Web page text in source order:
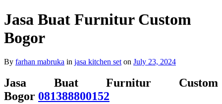
Jasa Buat Furnitur Custom
Bogor
By farhan mabruka in jasa kitchen set on July 23, 2024
Jasa Buat Furnitur Custom
Bogor 081388800152